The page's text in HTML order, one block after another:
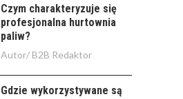
Czym charakteryzuje się
profesjonalna hurtownia
paliw?
Autor/ B2B Redaktor
Gdzie wykorzystywane są